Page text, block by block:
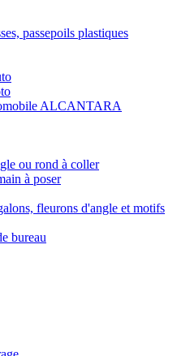
passepoils plastiques
ALCANTARA
ou rond à coller
à poser
fleurons d'angle et motifs
bureau